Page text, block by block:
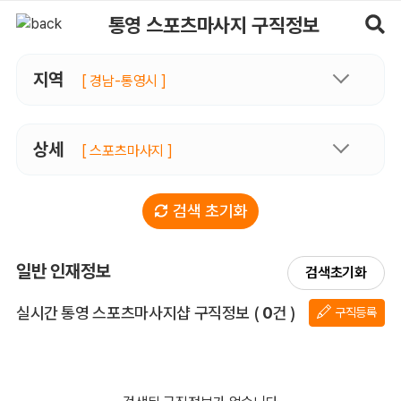
통영 스포츠마사지 구직정보
지역 [ 경남-통영시 ]
상세 [ 스포츠마사지 ]
검색 초기화
일반 인재정보 검색초기화
실시간 통영 스포츠마사지샵 구직정보 전체 목록
( 0건 ) 구직등록